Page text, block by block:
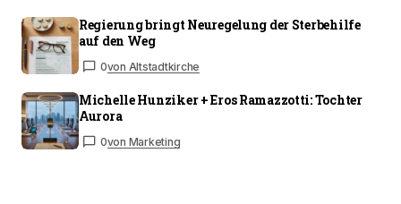
Regierung bringt Neuregelung der Sterbehilfe
auf den Weg
0von Altstadtkirche
Michelle Hunziker + Eros Ramazzotti: Tochter
Aurora
0von Marketing